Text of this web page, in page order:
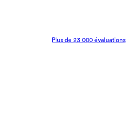
Plus de 23 000 évaluations